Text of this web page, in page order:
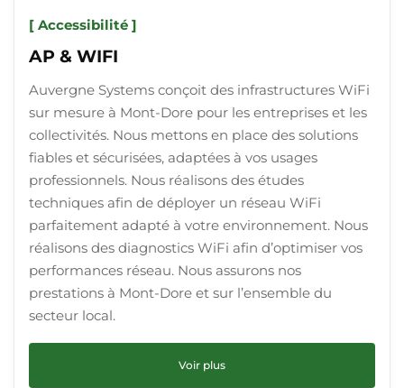
[ Accessibilité ]
AP & WIFI
Auvergne Systems conçoit des infrastructures WiFi
sur mesure à Mont-Dore pour les entreprises et les
collectivités. Nous mettons en place des solutions
fiables et sécurisées, adaptées à vos usages
professionnels. Nous réalisons des études
techniques afin de déployer un réseau WiFi
parfaitement adapté à votre environnement. Nous
réalisons des diagnostics WiFi afin d’optimiser vos
performances réseau. Nous assurons nos
prestations à Mont-Dore et sur l’ensemble du
secteur local.
Voir plus